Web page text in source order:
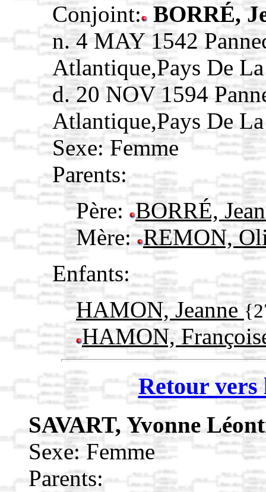
Conjoint: BORRÉ,
n. 4 MAY 1542
Atlantique,Pays De
d. 20 NOV 1594
Atlantique,Pays De
Sexe: Femme
Parents:
Père: BORRÉ,
Mère: REMON,
Enfants:
HAMON, Jeanne
HAMON,
Retour vers
SAVART, Yvonne
Sexe: Femme
Parents: